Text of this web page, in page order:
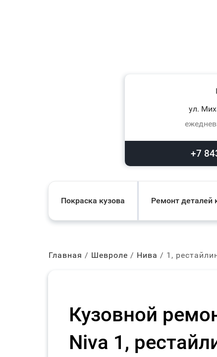
ул.
+7
Покраска кузова Ремонт деталей
Главная Шевроле Нива 1,
Кузовной
Niva 1,